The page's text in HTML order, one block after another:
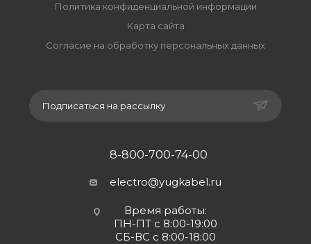
Политика конфиденциальной информации
Карта сайта
Согласие на обработку персональных данных
Подписаться на рассылку
8-800-700-74-00
electro@yugkabel.ru
Время работы:
ПН-ПТ с 8:00-19:00
СБ-ВС с 8:00-18:00